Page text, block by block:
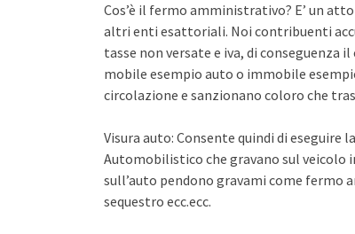
Cos’è il fermo amministrativo? E’ un
altri enti esattoriali. Noi contribuenti
tasse non versate e iva, di
mobile esempio auto o immobile
circolazione e sanzionano coloro che
Visura auto: Consente quindi di
Automobilistico che gravano sul veicolo
sull’auto pendono gravami come fermo
sequestro ecc.ecc.